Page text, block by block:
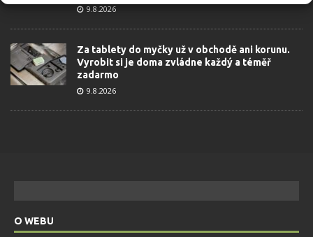
9.8.2026
Za tablety do myčky už v obchodě ani korunu.
Vyrobit si je doma zvládne každý a téměř
zadarmo
9.8.2026
O WEBU